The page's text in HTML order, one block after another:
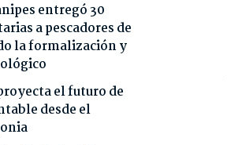
entregó 30
a pescadores de
la formalización y
el futuro de
desde el